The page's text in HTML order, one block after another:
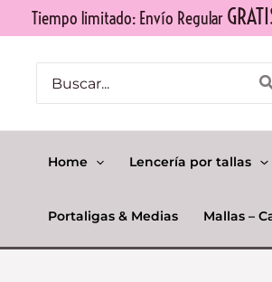
al
Tiempo limitado: Envío Regular
por:
Home Lencería por tallas
Portaligas & Medias Mallas –